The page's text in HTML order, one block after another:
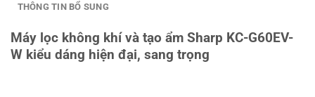
THÔNG TIN BỔ SUNG
Máy lọc không khí và tạo ẩm Sharp KC-G60EV-
W kiểu dáng hiện đại, sang trọng